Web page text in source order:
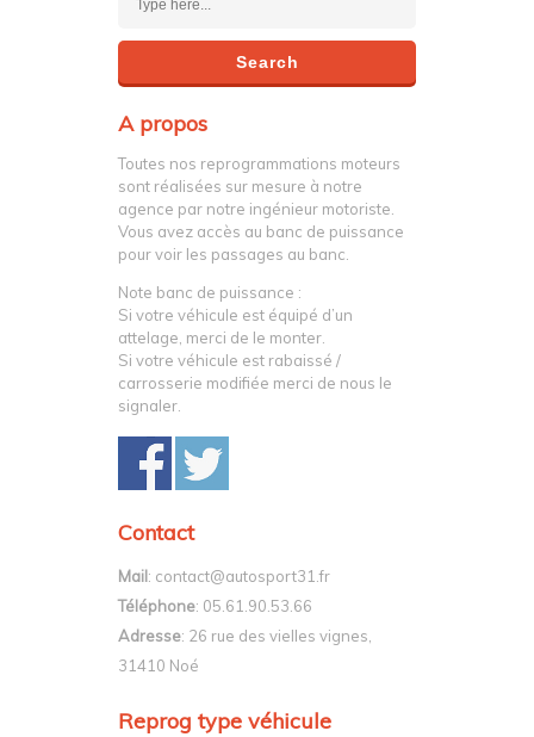
A propos
Toutes nos reprogrammations moteurs
sont réalisées sur mesure à notre
agence par notre ingénieur motoriste.
Vous avez accès au banc de puissance
pour voir les passages au banc.
Note banc de puissance :
Si votre véhicule est équipé d’un
attelage, merci de le monter.
Si votre véhicule est rabaissé /
carrosserie modifiée merci de nous le
signaler.
Contact
Mail: contact@autosport31.fr
Téléphone: 05.61.90.53.66
Adresse: 26 rue des vielles vignes,
31410 Noé
Reprog type véhicule